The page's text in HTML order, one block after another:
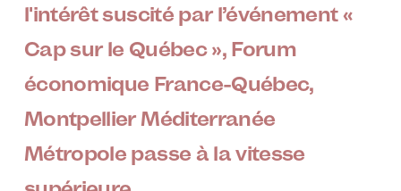
l'intérêt suscité par l’événement «
Cap sur le Québec », Forum
économique France-Québec,
Montpellier Méditerranée
Métropole passe à la vitesse